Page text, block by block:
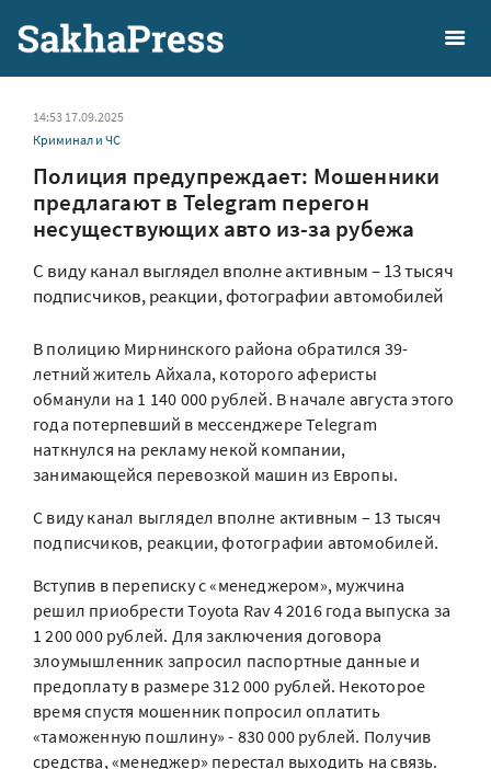
14:53 17.09.2025
Криминал и ЧС
Полиция предупреждает: Мошенники
предлагают в Telegram перегон
несуществующих авто из-за рубежа
С виду канал выглядел вполне активным – 13 тысяч
подписчиков, реакции, фотографии автомобилей
В полицию Мирнинского района обратился 39-
летний житель Айхала, которого аферисты
обманули на 1 140 000 рублей. В начале августа этого
года потерпевший в мессенджере Telegram
наткнулся на рекламу некой компании,
занимающейся перевозкой машин из Европы.
С виду канал выглядел вполне активным – 13 тысяч
подписчиков, реакции, фотографии автомобилей.
Вступив в переписку с «менеджером», мужчина
решил приобрести Toyota Rav 4 2016 года выпуска за
1 200 000 рублей. Для заключения договора
злоумышленник запросил паспортные данные и
предоплату в размере 312 000 рублей. Некоторое
время спустя мошенник попросил оплатить
«таможенную пошлину» - 830 000 рублей. Получив
средства, «менеджер» перестал выходить на связь.